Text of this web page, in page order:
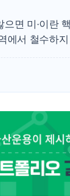
면 미·이란
에서 철수하